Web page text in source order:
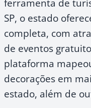
SP, o estado
completa, com
de eventos
plataforma
decorações em
estado, além de